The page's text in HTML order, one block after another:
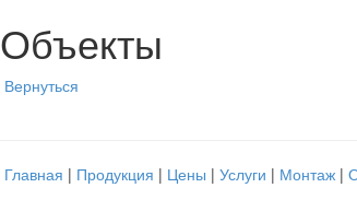
Объекты
Вернуться
Главная | Продукция | Цены | Услуги | Монтаж |